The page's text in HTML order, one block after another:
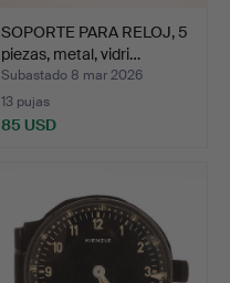
SOPORTE PARA RELOJ, 5
piezas, metal, vidri…
Subastado 8 mar 2026
13 pujas
85 USD